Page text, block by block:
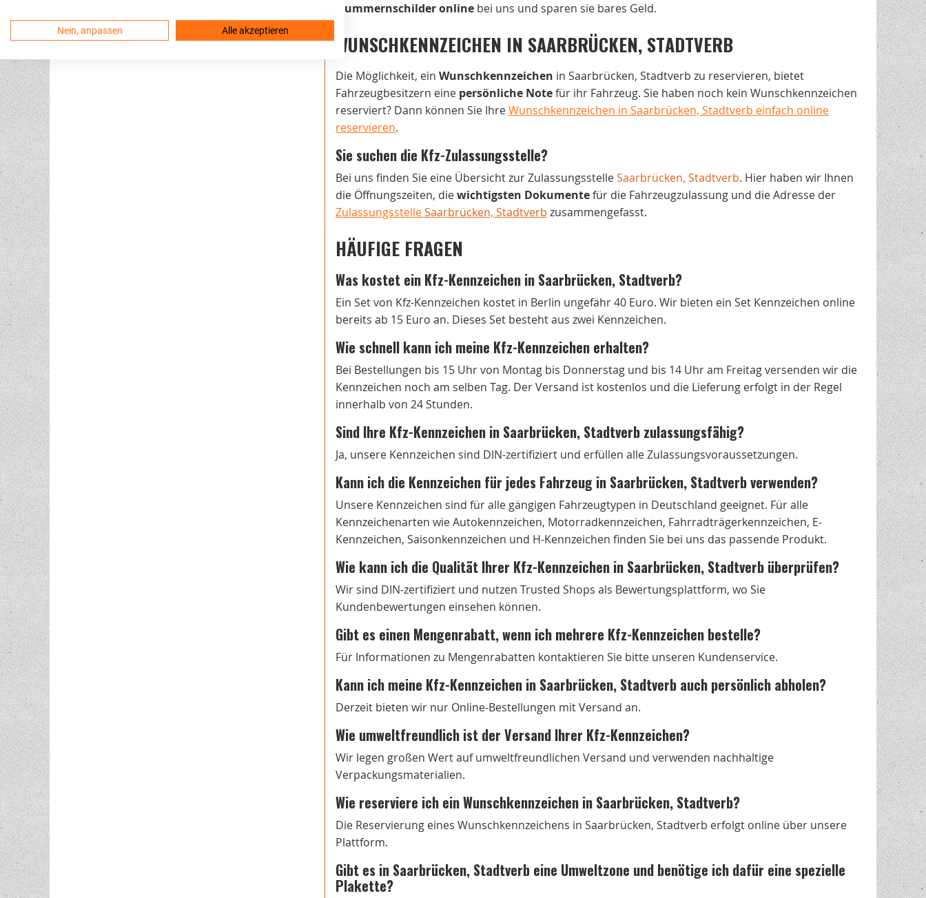
Nummernschilder online bei uns und sparen sie bares Geld.
WUNSCHKENNZEICHEN IN SAARBRÜCKEN, STADTVERB
Die Möglichkeit, ein Wunschkennzeichen in Saarbrücken, Stadtverb zu reservieren, bietet
Fahrzeugbesitzern eine persönliche Notefür ihr Fahrzeug. Sie haben noch kein Wunschkennzeichen
reserviert? Dann können Sie IhreWunschkennzeichen in Saarbrücken, Stadtverb einfach online
reservieren.
Sie suchen die Kfz-Zulassungsstelle?
Bei uns finden Sie eine Übersicht zur ZulassungsstelleSaarbrücken, Stadtverb. Hier haben wir Ihnen
die Öffnungszeiten, diewichtigsten Dokumentefür die Fahrzeugzulassung und die Adresse der
ZulassungsstelleSaarbrücken, Stadtverb zusammengefasst.
HÄUFIGE FRAGEN
Was kostet ein Kfz-Kennzeichen in Saarbrücken, Stadtverb?
Ein Set von Kfz-Kennzeichen kostet in Berlin ungefähr 40 Euro. Wir bieten ein Set Kennzeichen online
bereits ab 15 Euro an. Dieses Set besteht aus zwei Kennzeichen.
Wie schnell kann ich meine Kfz-Kennzeichen erhalten?
Bei Bestellungen bis 15 Uhr von Montag bis Donnerstag und bis 14 Uhr am Freitag versenden wir die
Kennzeichen noch am selben Tag. Der Versand ist kostenlos und die Lieferung erfolgt in der Regel
innerhalb von 24 Stunden.
Sind Ihre Kfz-Kennzeichen in Saarbrücken, Stadtverb zulassungsfähig?
Ja, unsere Kennzeichen sind DIN-zertifiziert und erfüllen alle Zulassungsvoraussetzungen.
Kann ich die Kennzeichen für jedes Fahrzeug in Saarbrücken, Stadtverb verwenden?
Unsere Kennzeichen sind für alle gängigen Fahrzeugtypen in Deutschland geeignet. Für alle
Kennzeichenarten wie Autokennzeichen, Motorradkennzeichen, Fahrradträgerkennzeichen, E-
Kennzeichen, Saisonkennzeichen und H-Kennzeichen finden Sie bei uns das passende Produkt.
Wie kann ich die Qualität Ihrer Kfz-Kennzeichen in Saarbrücken, Stadtverb überprüfen?
Wir sind DIN-zertifiziert und nutzen Trusted Shops als Bewertungsplattform, wo Sie
Kundenbewertungen einsehen können.
Gibt es einen Mengenrabatt, wenn ich mehrere Kfz-Kennzeichen bestelle?
Für Informationen zu Mengenrabatten kontaktieren Sie bitte unseren Kundenservice.
Kann ich meine Kfz-Kennzeichen in Saarbrücken, Stadtverb auch persönlich abholen?
Derzeit bieten wir nur Online-Bestellungen mit Versand an.
Wie umweltfreundlich ist der Versand Ihrer Kfz-Kennzeichen?
Wir legen großen Wert auf umweltfreundlichen Versand und verwenden nachhaltige
Verpackungsmaterialien.
Wie reserviere ich ein Wunschkennzeichen in Saarbrücken, Stadtverb?
Die Reservierung eines Wunschkennzeichens in Saarbrücken, Stadtverb erfolgt online über unsere
Plattform.
Gibt es in Saarbrücken, Stadtverb eine Umweltzone und benötige ich dafür eine spezielle
Plakette?
Nein, anpassen Alle akzeptieren